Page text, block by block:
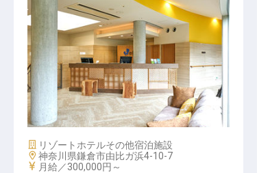
経理マネージャー候補│由比ヶ浜駅3
分／月給30万以上／残業月平均10h
施設業態
リゾートホテルその他宿泊施設
勤務地
神奈川県鎌倉市由比ガ浜4-10-7
給与
月給／300,000円～